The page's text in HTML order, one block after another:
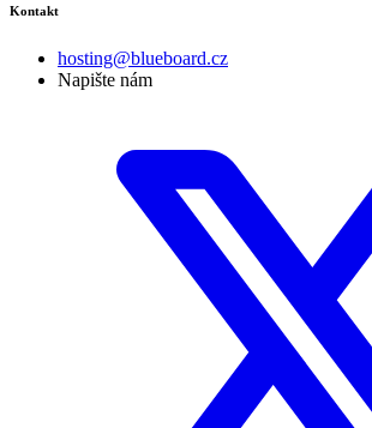
Kontakt
hosting@blueboard.cz
Napište nám